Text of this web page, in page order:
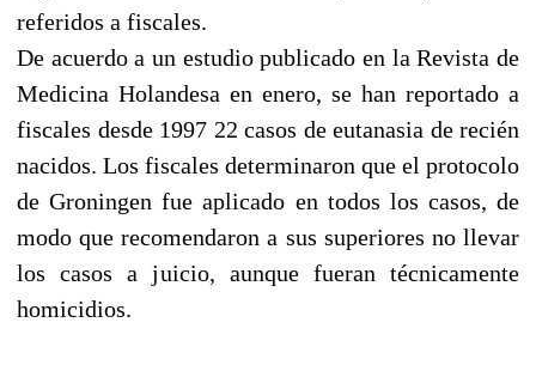
referidos a fiscales.
De acuerdo a un estudio publicado en la Revista de
Medicina Holandesa en enero, se han reportado a
fiscales desde 1997 22 casos de eutanasia de recién
nacidos. Los fiscales determinaron que el protocolo
de Groningen fue aplicado en todos los casos, de
modo que recomendaron a sus superiores no llevar
los casos a juicio, aunque fueran técnicamente
homicidios.